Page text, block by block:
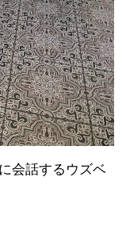
会話するウズベ